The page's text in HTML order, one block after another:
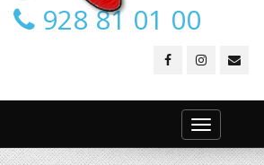
928 81 01 00
Toggle
navigation